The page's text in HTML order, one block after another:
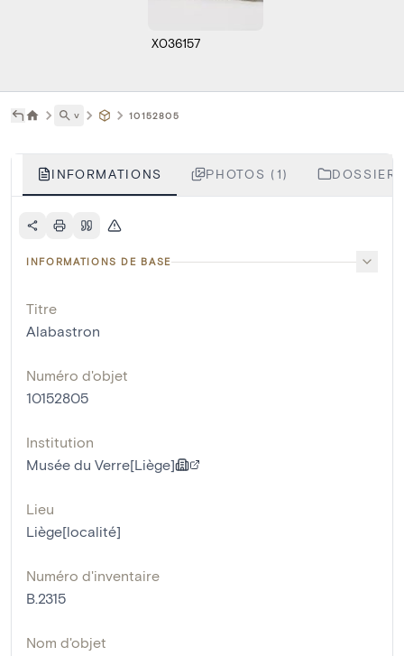
X036157
˅ 10152805
INFORMATIONS PHOTOS (1)
INFORMATIONS DE BASE
Titre
Alabastron
Numéro d'objet
10152805
Institution
Musée du Verre[Liège]
Lieu
Liège[localité]
Numéro d'inventaire
B.2315
Nom d'objet